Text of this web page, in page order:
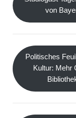
von
Politisches
Kultur: Mehr